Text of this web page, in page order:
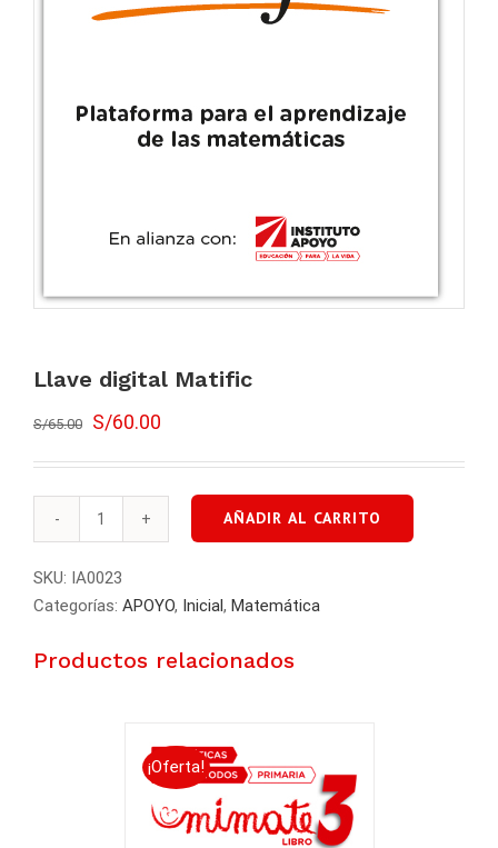
Llave digital Matific
S/65.00 S/60.00
Llave
Matific
cantidad
AÑADIR AL CARRITO
SKU: IA0023
Categorías: APOYO, Inicial, Matemática
Productos relacionados
¡Oferta!